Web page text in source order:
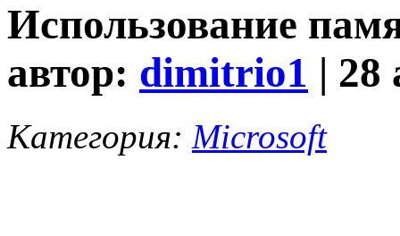
Использование
автор: dimitrio1 | 28
Категория: Microsoft